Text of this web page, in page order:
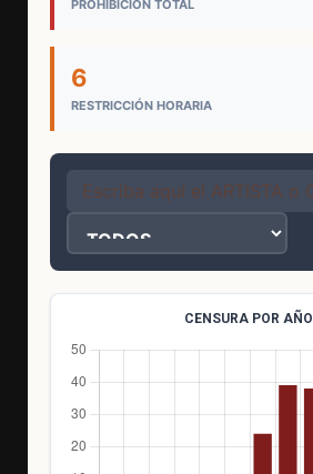
PROHIBICIÓN TOTAL
6
RESTRICCIÓN HORARIA
CENSURA POR AÑO